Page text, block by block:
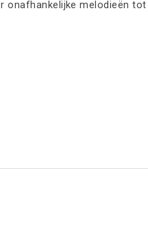
melodieën